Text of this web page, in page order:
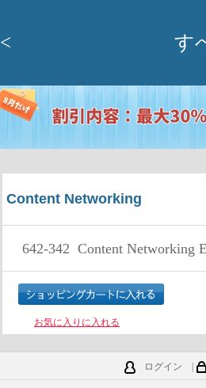
< す
Content Networking
642-342 Content Networking
お気に入りに入れる
ログイン